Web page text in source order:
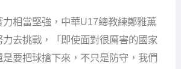
力相當堅強，中華U17總教練鄭雅薰
去挑戰，「即使面對很厲害的國家
要把球搶下來，不只是防守，我們